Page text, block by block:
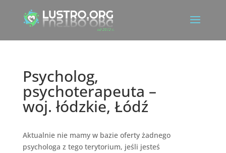
Psycholog,
psychoterapeuta –
woj. łódzkie, Łódź
Aktualnie nie mamy w bazie oferty żadnego
psychologa z tego terytorium, jeśli jesteś